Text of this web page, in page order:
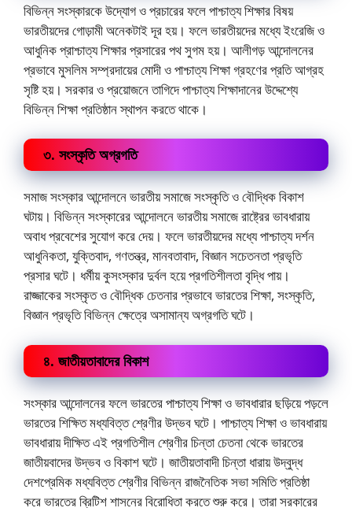
বিভিন্ন সংস্কারকে উদ্যোগ ও প্রচারের ফলে পাশ্চাত্য শিক্ষার বিষয়
ভারতীয়দের গোড়ামী অনেকটাই দূর হয়। ফলে ভারতীয়দের মধ্যে ইংরেজি ও
আধুনিক প্রাশ্চাত্য শিক্ষার প্রসারের পথ সুগম হয়। আলীগড় আন্দোলনের
প্রভাবে মুসলিম সম্প্রদায়ের মোদী ও পাশ্চাত্য শিক্ষা গ্রহণের প্রতি আগ্রহ
সৃষ্টি হয়। সরকার ও প্রয়োজনে তাগিদে পাশ্চাত্য শিক্ষাদানের উদ্দেশ্যে
বিভিন্ন শিক্ষা প্রতিষ্ঠান স্থাপন করতে থাকে।
৩. সংস্কৃতি অগ্রগতি
সমাজ সংস্কার আন্দোলনে ভারতীয় সমাজে সংস্কৃতি ও বৌদ্ধিক বিকাশ
ঘটায়। বিভিন্ন সংস্কারের আন্দোলনে ভারতীয় সমাজে রাষ্ট্রের ভাবধারায়
অবাধ প্রবেশের সুযোগ করে দেয়। ফলে ভারতীয়দের মধ্যে পাশ্চাত্য দর্শন
আধুনিকতা, যুক্তিবাদ, গণতন্ত্র, মানবতাবাদ, বিজ্ঞান সচেতনতা প্রভৃতি
প্রসার ঘটে। ধর্মীয় কুসংস্কার দুর্বল হয়ে প্রগতিশীলতা বৃদ্ধি পায়।
রাজ্জাকের সংস্কৃত ও বৌদ্ধিক চেতনার প্রভাবে ভারতের শিক্ষা, সংস্কৃতি,
বিজ্ঞান প্রভৃতি বিভিন্ন ক্ষেত্রে অসামান্য অগ্রগতি ঘটে।
৪. জাতীয়তাবাদের বিকাশ
সংস্কার আন্দোলনের ফলে ভারতের পাশ্চাত্য শিক্ষা ও ভাবধারার ছড়িয়ে পড়লে
ভারতের শিক্ষিত মধ্যবিত্ত শ্রেণীর উদ্ভব ঘটে। পাশ্চাত্য শিক্ষা ও ভাবধারায়
ভাবধারায় দীক্ষিত এই প্রগতিশীল শ্রেণীর চিন্তা চেতনা থেকে ভারতের
জাতীয়বাদের উদ্ভব ও বিকাশ ঘটে। জাতীয়তাবাদী চিন্তা ধারায় উদ্বুদ্ধ
দেশপ্রেমিক মধ্যবিত্ত শ্রেণীর বিভিন্ন রাজনৈতিক সভা সমিতি প্রতিষ্ঠা
করে ভারতের ব্রিটিশ শাসনের বিরোধিতা করতে শুরু করে। তারা সরকারের